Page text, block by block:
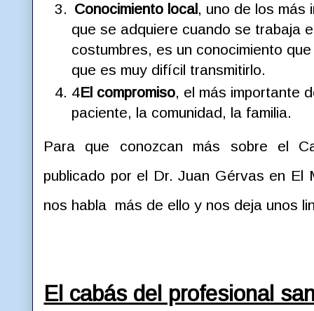
Conocimiento local, uno de los más
que se adquiere cuando se trabaja
costumbres, es un conocimiento
que es muy difícil transmitirlo.
4El compromiso, el más importante
paciente, la comunidad, la familia.
Para que conozcan más sobre el
publicado por el Dr. Juan Gérvas en El
nos habla más de ello y nos deja unos
El cabás del profesional